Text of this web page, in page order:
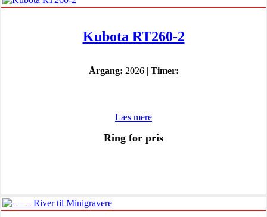
Kubota RT260-2
Årgang: 2026 | Timer:
Læs mere
Ring for pris